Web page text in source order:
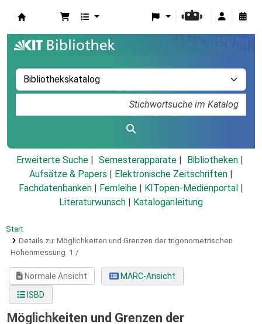
Erweiterte Suche Semesterapparate
Bibliotheken
Aufsätze & Papers
Elektronische Zeitschriften
Fachdatenbanken
Fernleihe KITopen-Medienportal
Literaturwunsch
Kataloganleitung
Start
Details zu: Möglichkeiten und Grenzen der trigonometrischen
Höhenmessung. 1 /
Normale Ansicht
MARC-Ansicht
ISBD
Möglichkeiten und Grenzen der